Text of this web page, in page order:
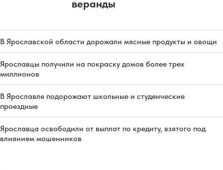
веранды
В Ярославской области дорожали мясные продукты и овощи
Ярославцы получили на покраску домов более трех
миллионов
В Ярославле подорожают школьные и студенческие
проездные
Ярославца освободили от выплат по кредиту, взятого под
влиянием мошенников